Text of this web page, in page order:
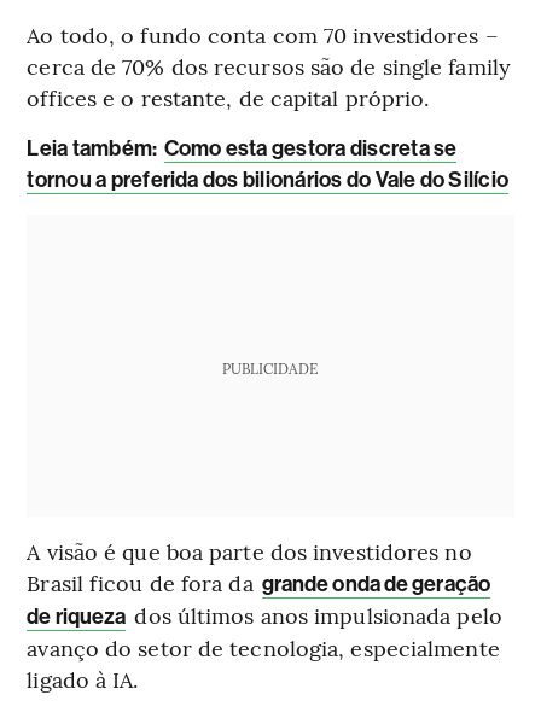
Ao todo, o fundo conta com 70 investidores –
cerca de 70% dos recursos são de single family
offices e o restante, de capital próprio.
Leia também: Como esta gestora discreta se
tornou a preferida dos bilionários do Vale do Silício
PUBLICIDADE
A visão é que boa parte dos investidores no
Brasil ficou de fora da grande onda de geração
de riqueza dos últimos anos impulsionada pelo
avanço do setor de tecnologia, especialmente
ligado à IA.